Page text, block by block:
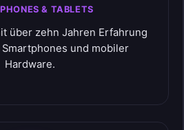
& TABLETS
über zehn Jahren Erfahrung
und mobiler
Hardware.